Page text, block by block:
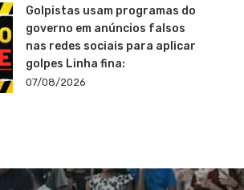
Golpistas usam programas do
governo em anúncios falsos
nas redes sociais para aplicar
golpes Linha fina:
07/08/2026